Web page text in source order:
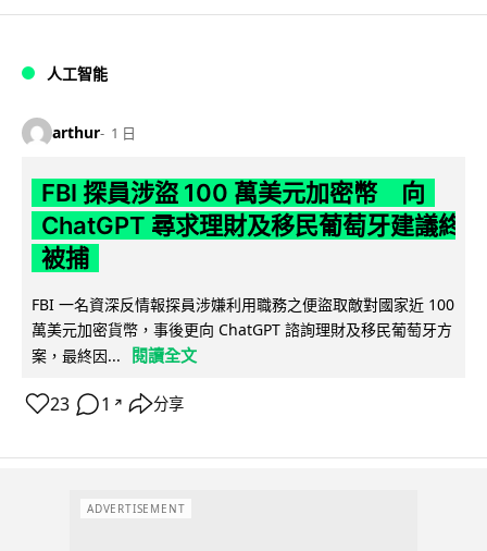
人工智能
arthur 1 日
FBI 探員涉盜 100 萬美元加密幣 向
ChatGPT 尋求理財及移民葡萄牙建議終
被捕
FBI 一名資深反情報探員涉嫌利用職務之便盜取敵對國家近 100
萬美元加密貨幣，事後更向 ChatGPT 諮詢理財及移民葡萄牙方
案，最終因...
閱讀全文
23 1 ↗ 分享
ADVERTISEMENT